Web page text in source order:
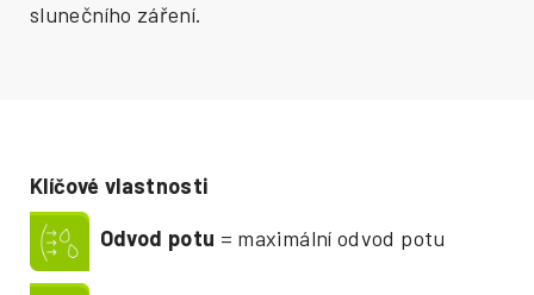
slunečního záření.
Klíčové vlastnosti
Odvod potu = maximální odvod potu